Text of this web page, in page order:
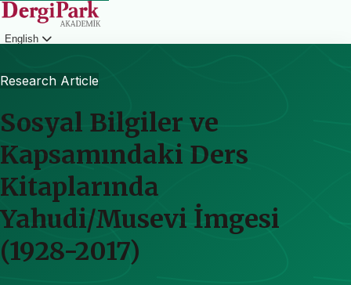
English
Research Article
Sosyal Bilgiler ve
Kapsamındaki Ders
Kitaplarında
Yahudi/Musevi İmgesi
(1928-2017)